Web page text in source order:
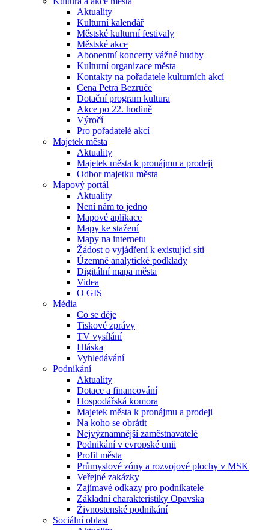
Aktuality
Kulturní kalendář
Městské kulturní festivaly
Městské akce
Abonentní koncerty vážné hudby
Kulturní organizace města
Kontakty na pořadatele kulturních akcí
Cena Petra Bezruče
Dotační program kultura
Akce po 22. hodině
Výročí
Pro pořadatelé akcí
Majetek města
Aktuality
Majetek města k pronájmu a prodeji
Odbor majetku města
Mapový portál
Aktuality
Není nám to jedno
Mapové aplikace
Mapy ke stažení
Mapy na internetu
Žádost o vyjádření k existující síti
Územně analytické podklady
Digitální mapa města
Videa
O GIS
Média
Co se děje
Tiskové zprávy
TV vysílání
Hláska
Vyhledávání
Podnikání
Aktuality
Dotace a financování
Hospodářská komora
Majetek města k pronájmu a prodeji
Na koho se obrátit
Nejvýznamnější zaměstnavatelé
Podnikání v evropské unii
Profil města
Průmyslové zóny a rozvojové plochy v MSK
Veřejné zakázky
Zajímavé odkazy pro podnikatele
Základní charakteristiky Opavska
Živnostenské podnikání
Sociální oblast